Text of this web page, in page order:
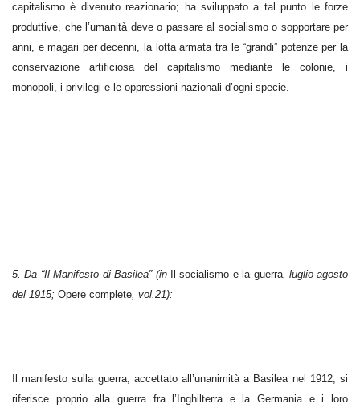
capitalismo è divenuto reazionario; ha sviluppato a tal punto le forze
produttive, che l’umanità deve o passare al socialismo o sopportare per
anni, e magari per decenni, la lotta armata tra le “grandi” potenze per la
conservazione artificiosa del capitalismo mediante le colonie, i
monopoli, i privilegi e le oppressioni nazionali d’ogni specie.
5. Da “Il Manifesto di Basilea” (in Il socialismo e la guerra, luglio-agosto
del 1915; Opere complete, vol.21):
Il manifesto sulla guerra, accettato all’unanimità a Basilea nel 1912, si
riferisce proprio alla guerra fra l’Inghilterra e la Germania e i loro